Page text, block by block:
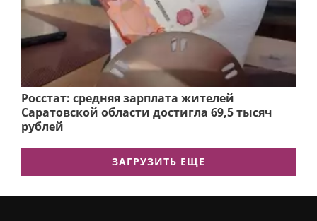
Росстат: средняя зарплата жителей
Саратовской области достигла 69,5 тысяч
рублей
ЗАГРУЗИТЬ ЕЩЕ